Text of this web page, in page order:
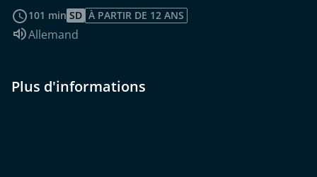
sage-femme dans son travail quotidien et donne
également la parole aux médecins, aux mères et aux
101 min SD À PARTIR DE 12 ANS
Audio :
Allemand
Plus d'informations